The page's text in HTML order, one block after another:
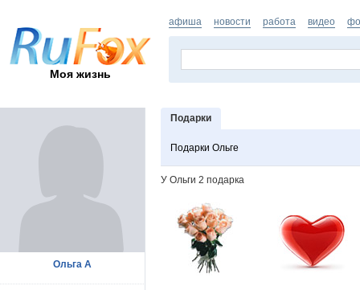
Моя жизнь
афиша новости работа видео
Подарки
Подарки Ольге
У Ольги 2 подарка
Ольга А